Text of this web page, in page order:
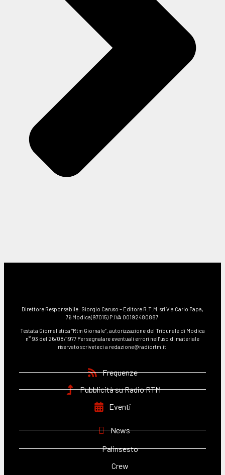
Direttore Responsabile: Giorgio Caruso – Editore R.T.M. srl Via Carlo Papa,
76 Modica(97015) P.IVA 00192480887
Testata Giornalistica “Rtm Giornale”, autorizzazione del Tribunale di Modica
n° 93 del 26/08/1977 Per segnalare eventuali errori nell’uso di materiale
riservato scriveteci a redazione@radiortm.it
Frequenze
Pubblicità su Radio RTM
Eventi
News
Palinsesto
Crew